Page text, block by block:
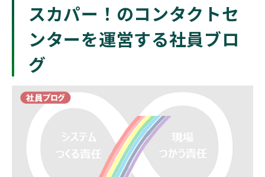
スカパー！のコンタクトセ
ンターを運営する社員ブロ
グ